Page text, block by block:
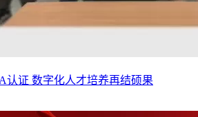
认证 数字化人才培养再结硕果